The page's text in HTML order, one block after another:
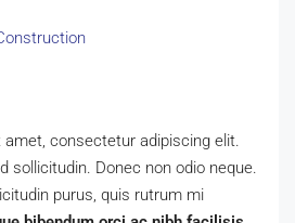
consectetur adipiscing elit.
sollicitudin. Donec non odio neque.
purus, quis rutrum mi